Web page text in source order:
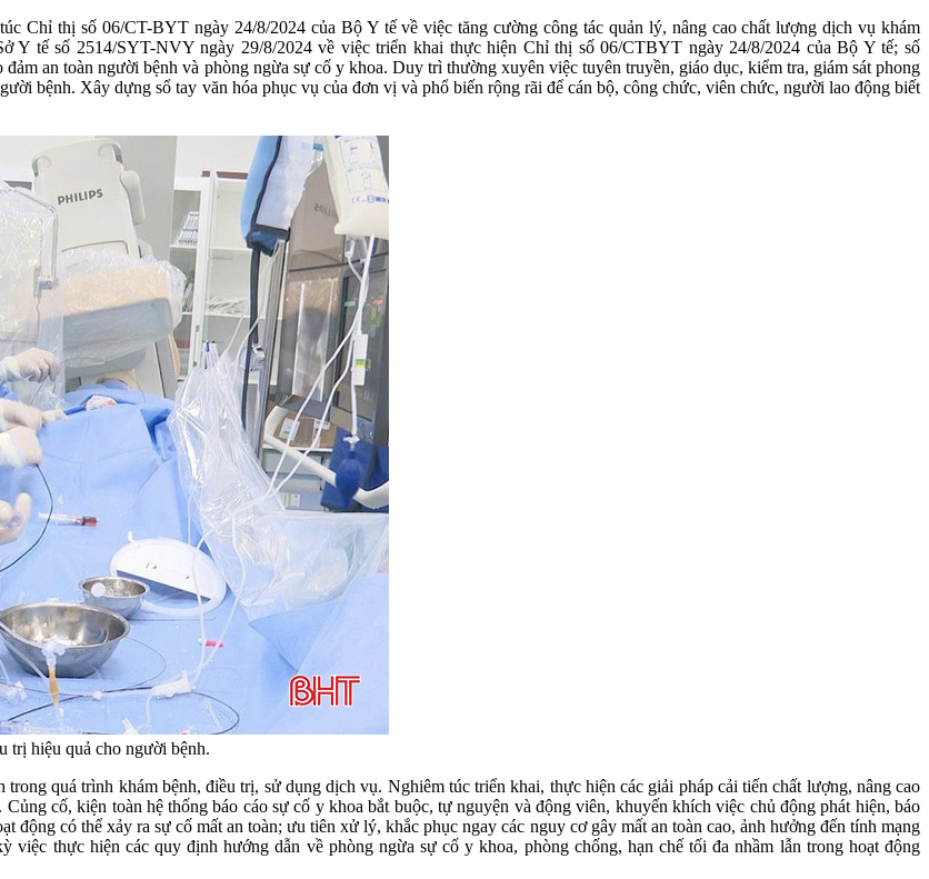
Chỉ thị số 06/CT-BYT ngày 24/8/2024 của Bộ Y tế về việc tăng cường công tác quản lý, nâng cao chất lượng dịch vụ khám
Y tế số 2514/SYT-NVY ngày 29/8/2024 về việc triển khai thực hiện Chỉ thị số 06/CTBYT ngày 24/8/2024 của Bộ Y tế; số
an toàn người bệnh và phòng ngừa sự cố y khoa. Duy trì thường xuyên việc tuyên truyền, giáo dục, kiểm tra, giám sát phong
bệnh. Xây dựng sổ tay văn hóa phục vụ của đơn vị và phổ biến rộng rãi để cán bộ, công chức, viên chức, người lao động biết
trị hiệu quả cho người bệnh.
quá trình khám bệnh, điều trị, sử dụng dịch vụ. Nghiêm túc triển khai, thực hiện các giải pháp cải tiến chất lượng, nâng cao
cố, kiện toàn hệ thống báo cáo sự cố y khoa bắt buộc, tự nguyện và động viên, khuyến khích việc chủ động phát hiện, báo
có thể xảy ra sự cố mất an toàn; ưu tiên xử lý, khắc phục ngay các nguy cơ gây mất an toàn cao, ảnh hưởng đến tính mạng
thực hiện các quy định hướng dẫn về phòng ngừa sự cố y khoa, phòng chống, hạn chế tối đa nhầm lẫn trong hoạt động